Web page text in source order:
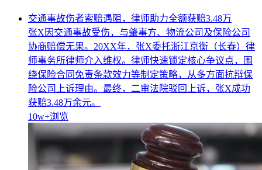
交通事故伤者索赔遇阻，律师助力全额获赔3.48万
张X因交通事故受伤，与肇事方、物流公司及保险公司
协商赔偿无果。20XX年，张X委托浙江京衡（长春）律
师事务所律师介入维权。律师快速锁定核心争议点，围
绕保险合同免责条款效力等制定策略，从多方面抗辩保
险公司上诉理由。最终，二审法院驳回上诉，张X成功
获赔3.48万余元。
10w+浏览